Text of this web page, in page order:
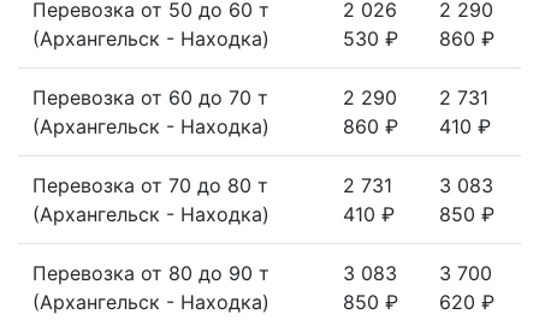
Перевозка от 50 до 60 т
(Архангельск - Находка)
2 026
530 ₽
2 290
860 ₽
Перевозка от 60 до 70 т
(Архангельск - Находка)
2 290
860 ₽
2 731
410 ₽
Перевозка от 70 до 80 т
(Архангельск - Находка)
2 731
410 ₽
3 083
850 ₽
Перевозка от 80 до 90 т
(Архангельск - Находка)
3 083
850 ₽
3 700
620 ₽